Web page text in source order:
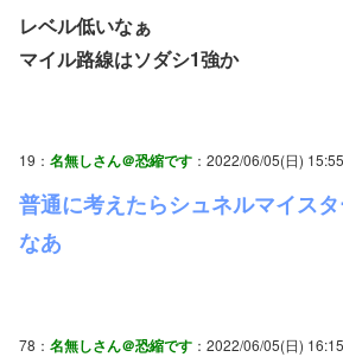
レベル低いなぁ
マイル路線はソダシ1強か
19： 名無しさん＠恐縮です ：2022/06/05(日)
普通に考えたらシュネルマイス
なあ
78： 名無しさん＠恐縮です ：2022/06/05(日)